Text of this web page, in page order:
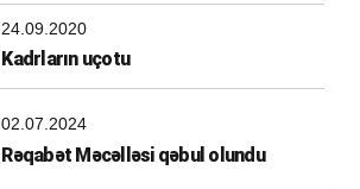
24.09.2020
Kadrların uçotu
02.07.2024
Rəqabət Məcəlləsi qəbul olundu